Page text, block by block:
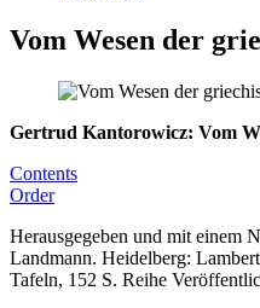
Vom Wesen der
Gertrud Kantorowicz: Vom
Contents
Order
Herausgegeben und mit einem
Landmann. Heidelberg:
Tafeln, 152 S. Reihe